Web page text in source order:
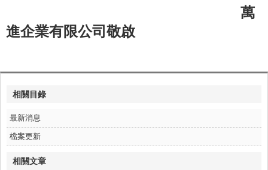
萬
進企業有限公司敬啟
相關目錄
最新消息
檔案更新
相關文章